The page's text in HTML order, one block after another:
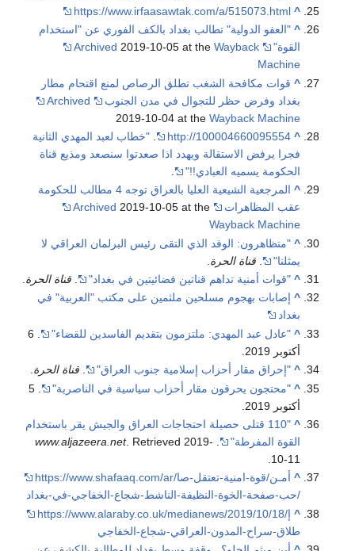
^
https://www.irfaasawtak.com/a/515073.html
^ "العفو الدولية" تطالب بغداد بالكف الفوري عن "استخدام
القوة"
Archived 2019-10-05 at theWayback
Machine
^ قوات مكافحة الشغب تطلق الرصاص لمنع اقتحام مطار
بغداد وفرض حظر للتجوال في مدن الجنوب
Archived
2019-10-04 at theWayback Machine
^
http://100004660095554
"خطاب لعبد المهدي الثانية
فجرا يرفض الاستقالة ويهدد اذا صعدتوا سنصعد ومذيع قناة
الحكومة يسميه العبادي!!"
^
المرجعية الشيعية العليا بالعراق توجه 4 مطالب للحكومة
عقب المظاهرات
Archived 2019-10-05 at the
Wayback Machine
^ "متظاهرون: الوفد الذي التقى رئيس البرلمان العراقي لا
يمثلنا"
قناة الحرة
^ "قوات أمنية تداهم قناتين فضائيتين في بغداد" قناة الحرة
^ إصابات بهجوم مسلحين ملثمين على مكتب "العربية" في
بغداد
^ "عادل عبد المهدي: ملتزمون بتقديم الفاسدين للقضاء"
. 6
أكتوبر 2019.
^ "إحراق مقار أحزاب إسلامية جنوب العراق" . قناة الحرة.
^ "محتجون يحرقون مقار أحزاب سياسية في الناصرية"
. 5
أكتوبر 2019.
^
"110 قتلى حصيلة احتجاجات العراق والجيش يقر باستخدام
القوة المفرطة"
www.aljazeera.net. Retrieved 2019-
10-11
^
https://www.shafaaq.com/ar/أمـن/قوة-امنية-تعتقل-صا
حب-صفحة-الخوة-النظيفة-الناشط-شجاع-الخفاجي-في-بغداد/
^ https://www.alaraby.co.uk/medianews/2019/10/18/إ
طلاق-سراح-المدون-العراقي-شجاع-الخفاجي